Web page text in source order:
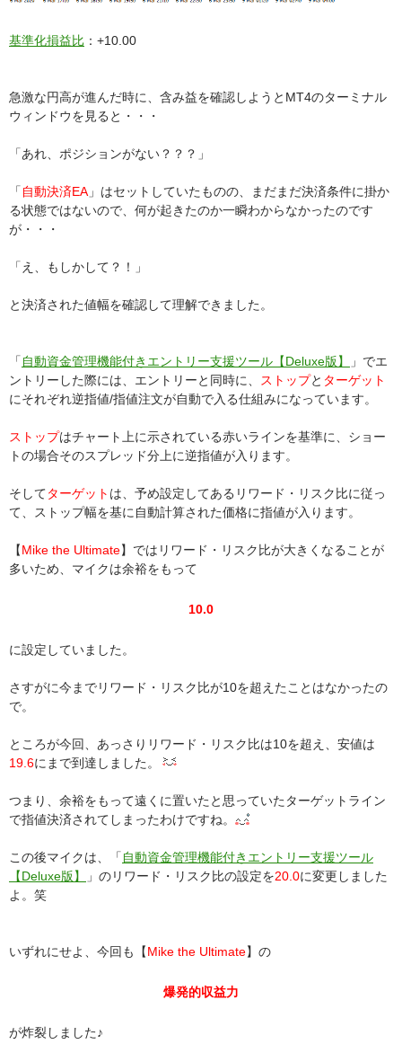
基準化損益比 ：+10.00
急激な円高が進んだ時に、含み益を確認しようとMT4のターミナル
ウィンドウを見ると・・・
「あれ、ポジションがない？？？」
「 自動決済EA 」はセットしていたものの、まだまだ決済条件に掛か
る状態ではないので、何が起きたのか一瞬わからなかったのです
が・・・
「え、もしかして？！」
と決済された値幅を確認して理解できました。
「 自動資金管理機能付きエントリー支援ツール【Deluxe版】
」でエ
ントリーした際には、エントリーと同時に、
ストップと ターゲット
にそれぞれ逆指値/指値注文が自動で入る仕組みになっています。
ストップはチャート上に示されている赤いラインを基準に、ショー
トの場合そのスプレッド分上に逆指値が入ります。
そしてターゲット は、予め設定してあるリワード・リスク比に従っ
て、ストップ幅を基に自動計算された価格に指値が入ります。
【Mike the Ultimate】ではリワード・リスク比が大きくなることが
多いため、マイクは余裕をもって
10.0
に設定していました。
さすがに今までリワード・リスク比が10を超えたことはなかったの
で。
ところが今回、あっさりリワード・リスク比は10を超え、安値は
19.6にまで到達しました。
つまり、余裕をもって遠くに置いたと思っていたターゲットライン
で指値決済されてしまったわけですね。
この後マイクは、「 自動資金管理機能付きエントリー支援ツール
【Deluxe版】
」のリワード・リスク比の設定を20.0に変更しました
よ。笑
いずれにせよ、今回も【Mike the Ultimate】の
爆発的収益力
が炸裂しました♪